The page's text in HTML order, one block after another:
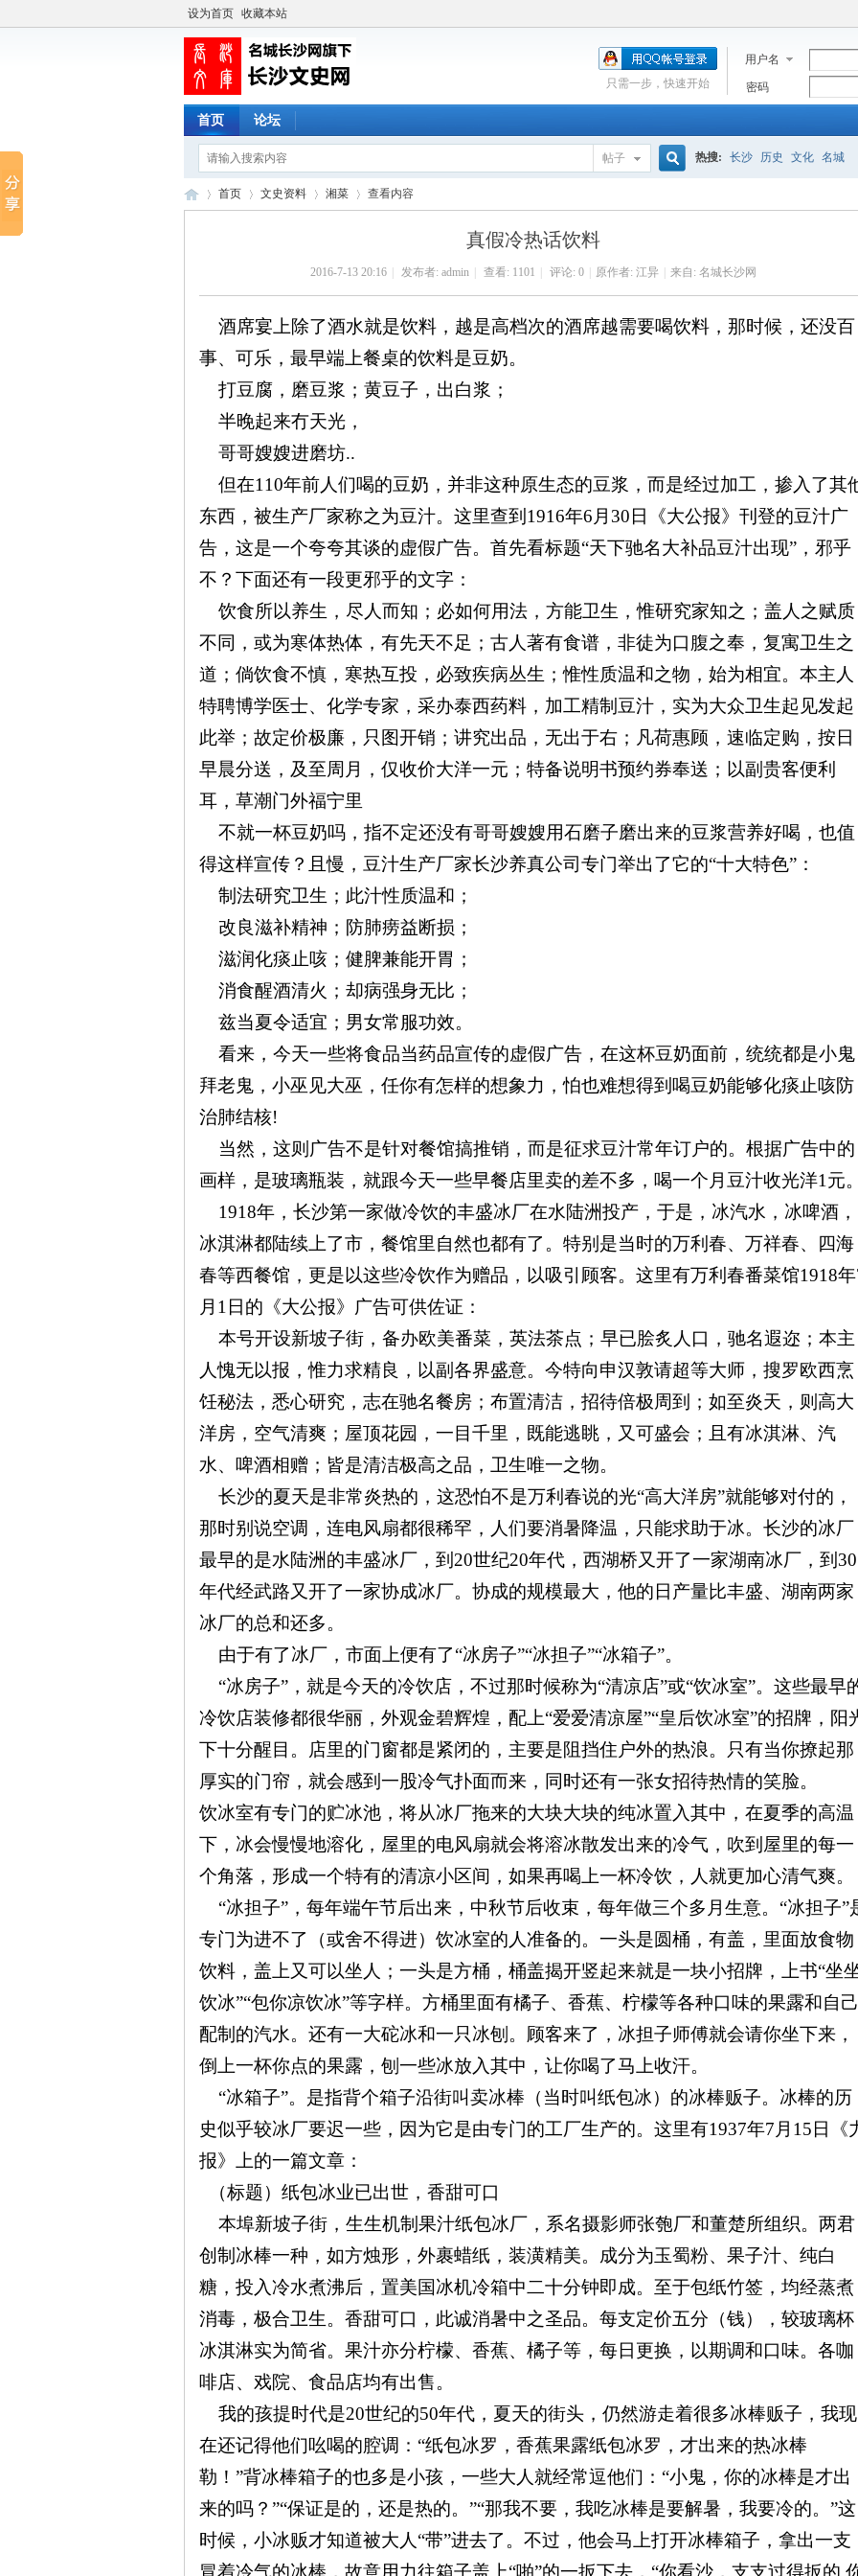
设为首页 收藏本站
用户名
密码
只需一步，快速开始
首页 论坛
帖子
索
热搜: 长沙 历史 文化 名城
首页 文史资料 湘菜
›
查看内容
真假冷热话饮料
2016-7-13 20:16 发布者: admin 查看: 1101 评论: 0 原作者: 江异 来自: 名城长沙网
酒席宴上除了酒水就是饮料，越是高档次的酒席越需要喝饮料，那时候，还没百
事、可乐，最早端上餐桌的饮料是豆奶。
打豆腐，磨豆浆；黄豆子，出白浆；
半晚起来冇天光，
哥哥嫂嫂进磨坊..
但在110年前人们喝的豆奶，并非这种原生态的豆浆，而是经过加工，掺入了其
东西，被生产厂家称之为豆汁。这里查到1916年6 月30 日《大公报》刊登的豆汁广
告，这是一个夸夸其谈的虚假广告。首先看标题“天下驰名大补品豆汁出现”，邪乎
不？下面还有一段更邪乎的文字：
饮食所以养生，尽人而知；必如何用法，方能卫生，惟研究家知之；盖人之赋质
不同，或为寒体热体，有先天不足；古人著有食谱，非徒为口腹之奉，复寓卫生之
道；倘饮食不慎，寒热互投，必致疾病丛生；惟性质温和之物，始为相宜。本主人
特聘博学医士、化学专家，采办泰西药料，加工精制豆汁，实为大众卫生起见发起
此举；故定价极廉，只图开销；讲究出品，无出于右；凡荷惠顾，速临定购，按日
早晨分送，及至周月，仅收价大洋一元；特备说明书预约券奉送；以副贵客便利
耳，草潮门外福宁里
不就一杯豆奶吗，指不定还没有哥哥嫂嫂用石磨子磨出来的豆浆营养好喝，也值
得这样宣传？且慢，豆汁生产厂家长沙养真公司专门举出了它的“十大特色”：
制法研究卫生；此汁性质温和；
改良滋补精神；防肺痨益断损；
滋润化痰止咳；健脾兼能开胃；
消食醒酒清火；却病强身无比；
兹当夏令适宜；男女常服功效。
看来，今天一些将食品当药品宣传的虚假广告，在这杯豆奶面前，统统都是小鬼
拜老鬼，小巫见大巫，任你有怎样的想象力，怕也难想得到喝豆奶能够化痰止咳防
治肺结核!
当然，这则广告不是针对餐馆搞推销，而是征求豆汁常年订户的。根据广告中的
画样，是玻璃瓶装，就跟今天一些早餐店里卖的差不多，喝一个月豆汁收光洋1 元
1918年，长沙第一家做冷饮的丰盛冰厂在水陆洲投产，于是，冰汽水，冰啤酒，
冰淇淋都陆续上了市，餐馆里自然也都有了。特别是当时的万利春、万祥春、四海
春等西餐馆，更是以这些冷饮作为赠品，以吸引顾客。这里有万利春番菜馆1918
月1 日的《大公报》广告可供佐证：
本号开设新坡子街，备办欧美番菜，英法茶点；早已脍炙人口，驰名遐迩；本主
人愧无以报，惟力求精良，以副各界盛意。今特向申汉敦请超等大师，搜罗欧西烹
饪秘法，悉心研究，志在驰名餐房；布置清洁，招待倍极周到；如至炎天，则高大
洋房，空气清爽；屋顶花园，一目千里，既能逃眺，又可盛会；且有冰淇淋、汽
水、啤酒相赠；皆是清洁极高之品，卫生唯一之物。
长沙的夏天是非常炎热的，这恐怕不是万利春说的光“高大洋房”就能够对付的，
那时别说空调，连电风扇都很稀罕，人们要消暑降温，只能求助于冰。长沙的冰厂
最早的是水陆洲的丰盛冰厂，到20世纪20年代，西湖桥又开了一家湖南冰厂，到30
年代经武路又开了一家协成冰厂。协成的规模最大，他的日产量比丰盛、湖南两家
冰厂的总和还多。
由于有了冰厂，市面上便有了“冰房子”“冰担子”“冰箱子”。
“冰房子”，就是今天的冷饮店，不过那时候称为“清凉店”或“饮冰室”。这些最早
冷饮店装修都很华丽，外观金碧辉煌，配上“爱爱清凉屋”“皇后饮冰室”的招牌，阳
下十分醒目。店里的门窗都是紧闭的，主要是阻挡住户外的热浪。只有当你撩起那
厚实的门帘，就会感到一股冷气扑面而来，同时还有一张女招待热情的笑脸。
饮冰室有专门的贮冰池，将从冰厂拖来的大块大块的纯冰置入其中，在夏季的高温
下，冰会慢慢地溶化，屋里的电风扇就会将溶冰散发出来的冷气，吹到屋里的每一
个角落，形成一个特有的清凉小区间，如果再喝上一杯冷饮，人就更加心清气爽。
“冰担子”，每年端午节后出来，中秋节后收束，每年做三个多月生意。“冰担子”
专门为进不了（或舍不得进）饮冰室的人准备的。一头是圆桶，有盖，里面放食物
饮料，盖上又可以坐人；一头是方桶，桶盖揭开竖起来就是一块小招牌，上书“坐
饮冰”“包你凉饮冰”等字样。方桶里面有橘子、香蕉、柠檬等各种口味的果露和自己
配制的汽水。还有一大砣冰和一只冰刨。顾客来了，冰担子师傅就会请你坐下来，
倒上一杯你点的果露，刨一些冰放入其中，让你喝了马上收汗。
“冰箱子”。是指背个箱子沿街叫卖冰棒（当时叫纸包冰）的冰棒贩子。冰棒的历
史似乎较冰厂要迟一些，因为它是由专门的工厂生产的。这里有1937年7 月15 日《
报》上的一篇文章：
（标题）纸包冰业已出世，香甜可口
本埠新坡子街，生生机制果汁纸包冰厂，系名摄影师张匏厂和董楚所组织。两君
创制冰棒一种，如方烛形，外裹蜡纸，装潢精美。成分为玉蜀粉、果子汁、纯白
糖，投入冷水煮沸后，置美国冰机冷箱中二十分钟即成。至于包纸竹签，均经蒸煮
消毒，极合卫生。香甜可口，此诚消暑中之圣品。每支定价五分（钱），较玻璃杯
冰淇淋实为简省。果汁亦分柠檬、香蕉、橘子等，每日更换，以期调和口味。各咖
啡店、戏院、食品店均有出售。
我的孩提时代是20世纪的50年代，夏天的街头，仍然游走着很多冰棒贩子，我现
在还记得他们吆喝的腔调：“纸包冰罗，香蕉果露纸包冰罗，才出来的热冰棒
勒！”背冰棒箱子的也多是小孩，一些大人就经常逗他们：“小鬼，你的冰棒是才出
来的吗？”“保证是的，还是热的。”“那我不要，我吃冰棒是要解暑，我要冷的。”这
时候，小冰贩才知道被大人“带”进去了。不过，他会马上打开冰棒箱子，拿出一支
冒着冷气的冰棒，故意用力往箱子盖上“啪”的一扳下去，“你看沙，支支过得扳的,